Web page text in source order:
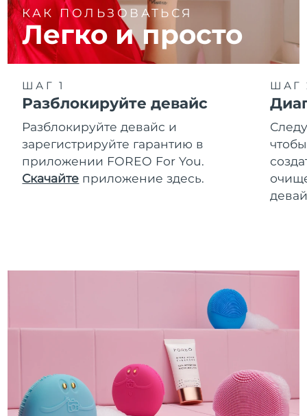
КАК ПОЛЬЗОВАТЬСЯ
Легко и просто
ШАГ 1
Разблокируйте девайс
Разблокируйте девайс и
зарегистрируйте гарантию в
приложении FOREO For You.
Скачайте приложение здесь.
ШАГ